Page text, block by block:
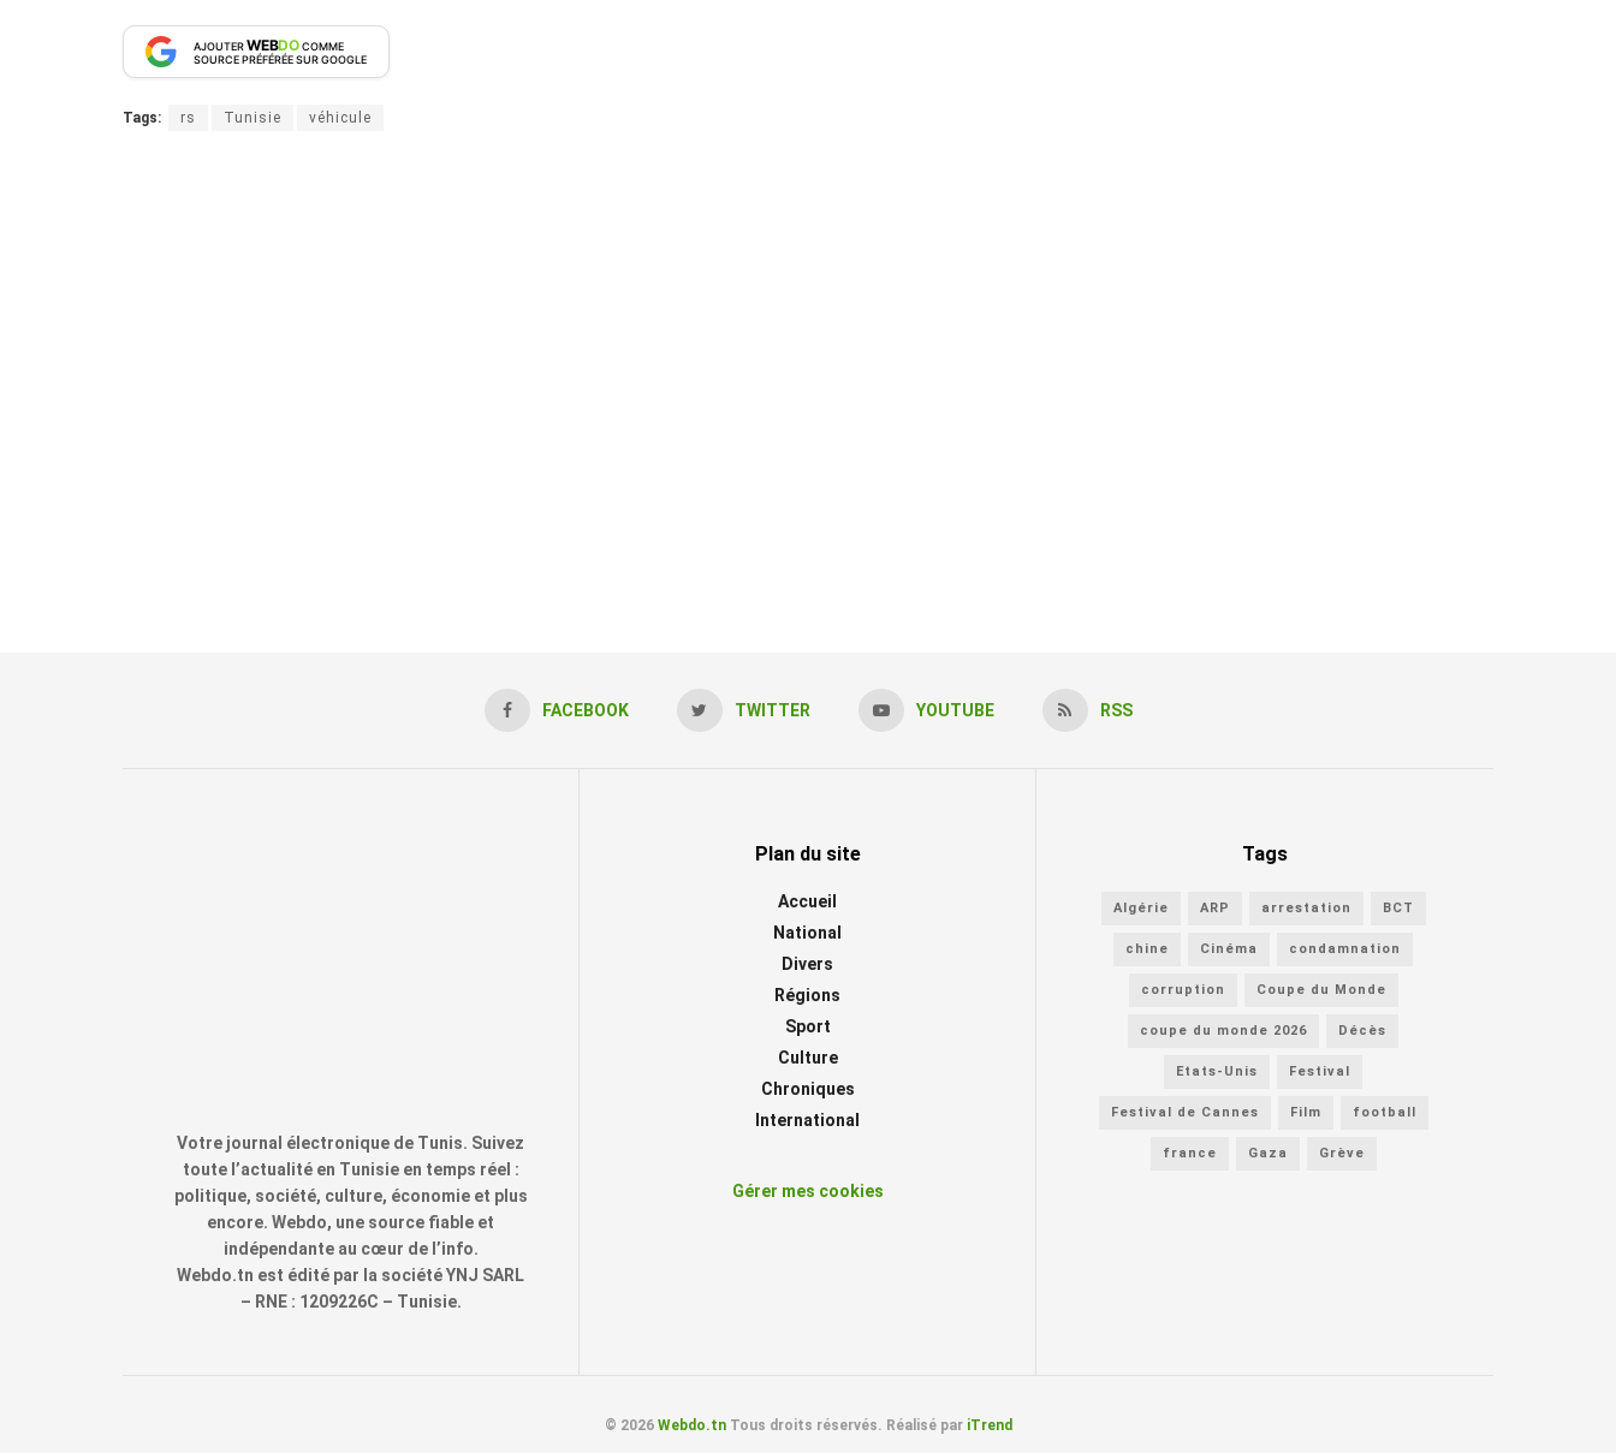
AJOUTERWEBDOCOMME
SOURCE PRÉFÉRÉE SUR GOOGLE
Tags: rs Tunisie véhicule
FACEBOOK TWITTER YOUTUBE RSS
Votre journal électronique de Tunis. Suivez
toute l’actualité en Tunisie en temps réel :
politique, société, culture, économie et plus
encore. Webdo, une source fiable et
indépendante au cœur de l’info.
Webdo.tn est édité par la société YNJ SARL
– RNE : 1209226C – Tunisie.
Plan du site
Accueil
National
Divers
Régions
Sport
Culture
Chroniques
International
Gérer mes cookies
Tags
Algérie ARP arrestation BCT
chine Cinéma condamnation
corruption Coupe du Monde
coupe du monde 2026 Décès
Etats-Unis Festival
Festival de Cannes Film football
france Gaza Grève
© 2026 Webdo.tnTous droits réservés. Réalisé par iTrend